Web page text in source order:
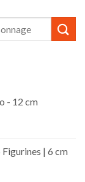
- 12 cm
| 6 cm